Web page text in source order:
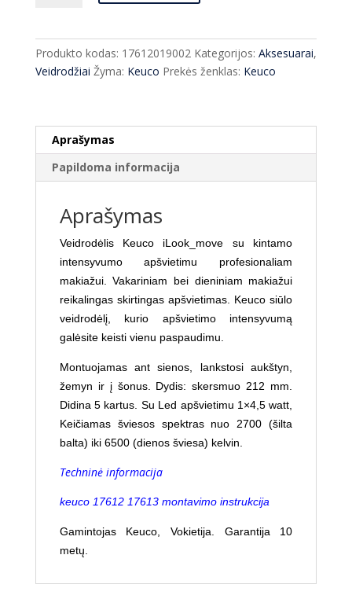
Keuco
iLook_move
apšvietimu
17612
Produkto kodas: 17612019002 Kategorijos: Aksesuarai,
Veidrodžiai Žyma: Keuco Prekės ženklas: Keuco
Aprašymas
Papildoma informacija
Aprašymas
Veidrodėlis Keuco iLook_move su kintamo
intensyvumo apšvietimu profesionaliam
makiažui. Vakariniam bei dieniniam makiažui
reikalingas skirtingas apšvietimas. Keuco siūlo
veidrodėlį, kurio apšvietimo intensyvumą
galėsite keisti vienu paspaudimu.
Montuojamas ant sienos, lankstosi aukštyn,
žemyn ir į šonus. Dydis: skersmuo 212 mm.
Didina 5 kartus. Su Led apšvietimu 1×4,5 watt,
Keičiamas šviesos spektras nuo 2700 (šilta
balta) iki 6500 (dienos šviesa) kelvin.
Techninė informacija
keuco 17612 17613 montavimo instrukcija
Gamintojas Keuco, Vokietija. Garantija 10
metų.